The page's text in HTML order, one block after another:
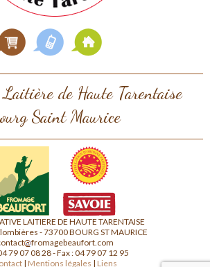
Laitière de Haute Tarentaise
Saint Maurice
LAITIERE DE HAUTE TARENTAISE
- 73700 BOURG ST MAURICE
fromagebeaufort.com
79 07 08 28 - Fax : 04 79 07 12 95
| Mentions légales | Liens